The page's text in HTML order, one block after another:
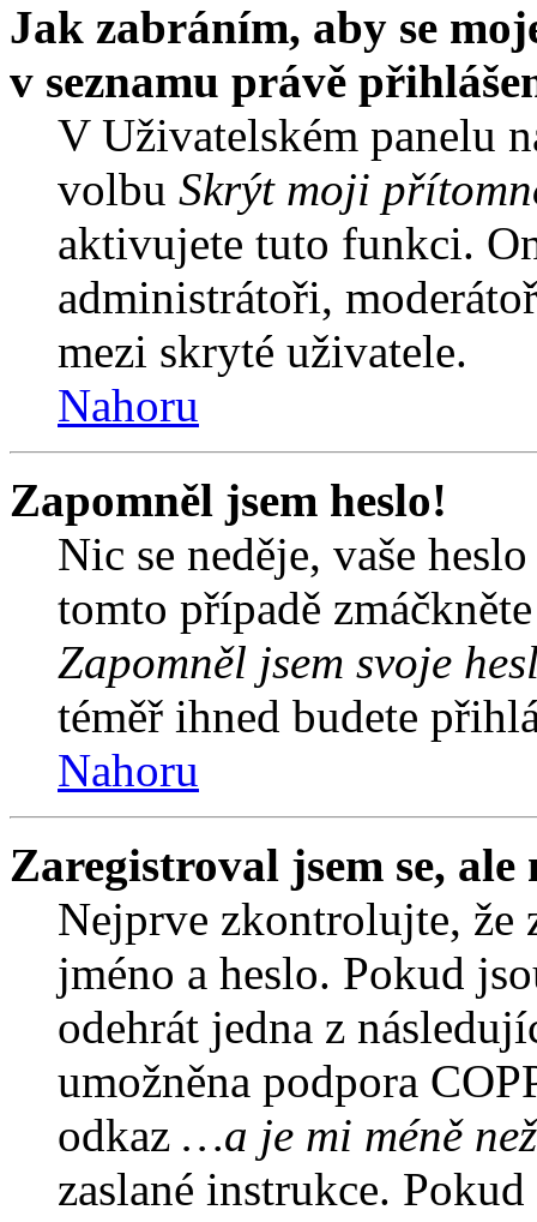
Jak zabráním, aby se
v seznamu právě
V Uživatelském panelu
volbu Skrýt moji
aktivujete tuto funkci.
administrátoři,
mezi skryté uživatele.
Nahoru
Zapomněl jsem heslo!
Nic se neděje, vaše
tomto případě
Zapomněl jsem svoje
téměř ihned budete
Nahoru
Zaregistroval jsem se,
Nejprve zkontrolujte, že
jméno a heslo. Pokud
odehrát jedna z
umožněna podpora
odkaz …a je mi méně
zaslané instrukce.